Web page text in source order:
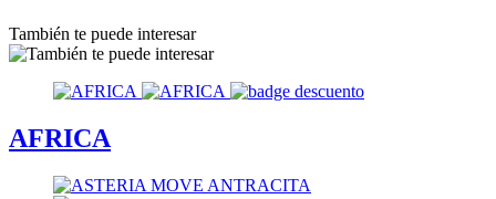
También te puede interesar
AFRICA